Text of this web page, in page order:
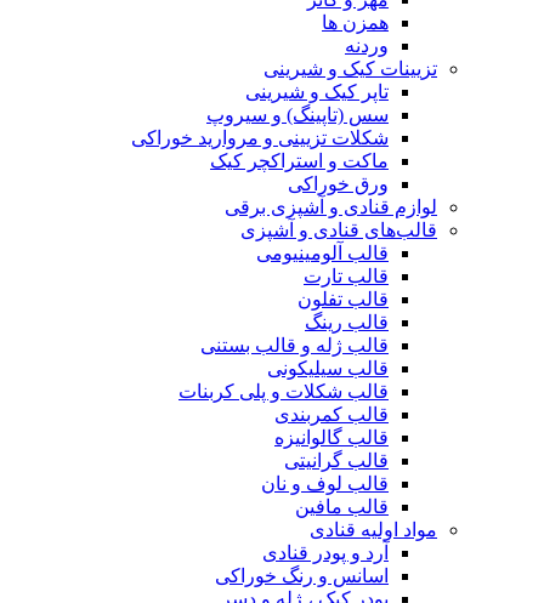
همزن ها
وردنه
تزیینات کیک و شیرینی
تاپر کیک و شیرینی
سس (تاپینگ) و سیروپ
شکلات تزیینی و مروارید خوراکی
ماکت و استراکچر کیک
ورق خوراکی
لوازم قنادی و آشپزی برقی
قالب‌های قنادی و آشپزی
قالب آلومینیومی
قالب تارت
قالب تفلون
قالب رینگ
قالب ژله و قالب بستنی
قالب سیلیکونی
قالب شکلات و پلی کربنات
قالب کمربندی
قالب گالوانیزه
قالب گرانیتی
قالب لوف و نان
قالب مافین
مواد اولیه قنادی
آرد و پودر قنادی
اسانس و رنگ خوراکی
پودر کیک ، ژله و دسر